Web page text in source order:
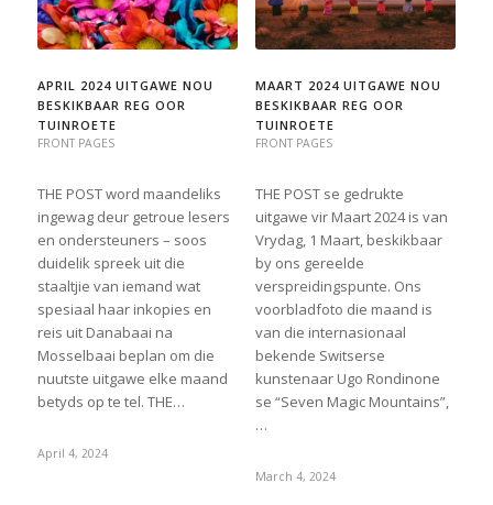
APRIL 2024 UITGAWE NOU
BESKIKBAAR REG OOR
TUINROETE
FRONT PAGES
THE POST word maandeliks
ingewag deur getroue lesers
en ondersteuners – soos
duidelik spreek uit die
staaltjie van iemand wat
spesiaal haar inkopies en
reis uit Danabaai na
Mosselbaai beplan om die
nuutste uitgawe elke maand
betyds op te tel. THE…
April 4, 2024
MAART 2024 UITGAWE NOU
BESKIKBAAR REG OOR
TUINROETE
FRONT PAGES
THE POST se gedrukte
uitgawe vir Maart 2024 is van
Vrydag, 1 Maart, beskikbaar
by ons gereelde
verspreidingspunte. Ons
voorbladfoto die maand is
van die internasionaal
bekende Switserse
kunstenaar Ugo Rondinone
se “Seven Magic Mountains”,
…
March 4, 2024